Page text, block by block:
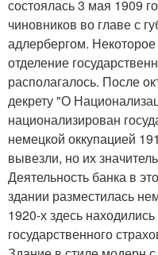
состоялась 3 мая 1909
чиновников во главе с
адлербергом.
отделение
располагалось. После
декрету "О
национализирован
немецкой оккупацией
вывезли, но их
Деятельность банка в
здании разместилась
1920-х здесь
государственного